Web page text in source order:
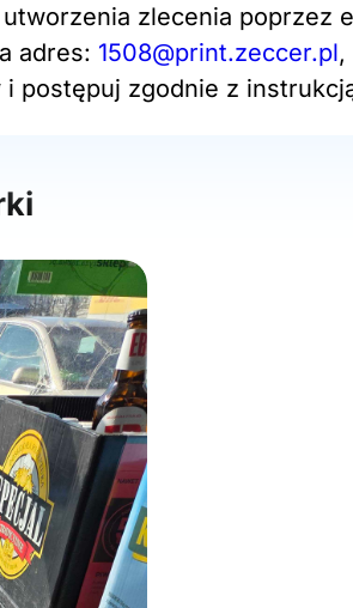
zlecenia poprzez
adres: 1508@print.zeccer.pl,
postępuj zgodnie z